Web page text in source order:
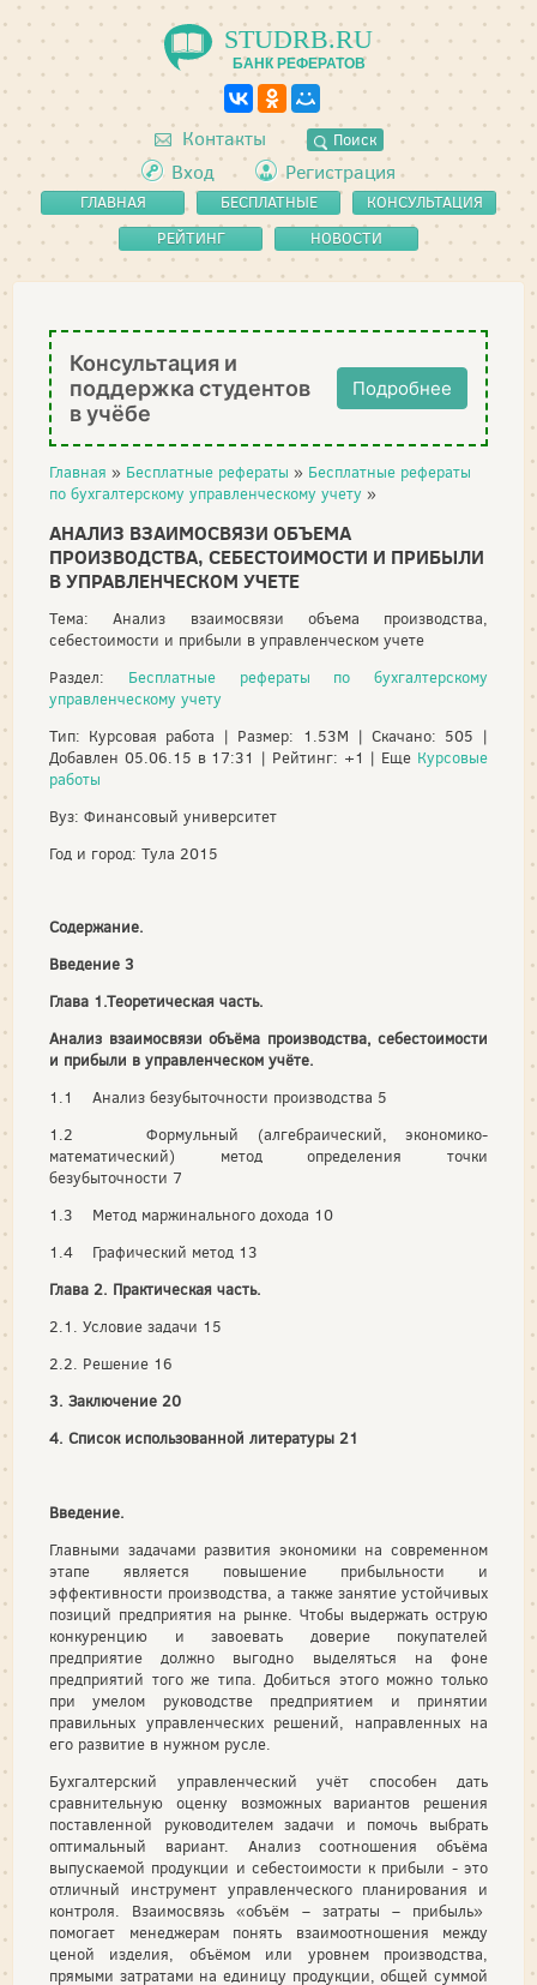
STUDRB.RU
БАНК РЕФЕРАТОВ
Контакты Поиск
Вход Регистрация
ГЛАВНАЯ
БЕСПЛАТНЫЕ
РЕФЕРАТЫ
КОНСУЛЬТАЦИЯ
РЕЙТИНГ
НОВОСТИ
Консультация и
поддержка студентов
в учёбе
Подробнее
Главная » Бесплатные рефераты » Бесплатные рефераты
по бухгалтерскому управленческому учету »
АНАЛИЗ ВЗАИМОСВЯЗИ ОБЪЕМА
ПРОИЗВОДСТВА, СЕБЕСТОИМОСТИ И ПРИБЫЛИ
В УПРАВЛЕНЧЕСКОМ УЧЕТЕ
Тема: Анализ взаимосвязи объема производства,
себестоимости и прибыли в управленческом учете
Раздел: Бесплатные рефераты по бухгалтерскому
управленческому учету
Тип: Курсовая работа | Размер: 1.53M | Скачано: 505 |
Добавлен 05.06.15 в 17:31 | Рейтинг: +1 | Еще Курсовые
работы
Вуз: Финансовый университет
Год и город: Тула 2015
Содержание.
Введение 3
Глава 1.Теоретическая часть.
Анализ взаимосвязи объёма производства, себестоимости
и прибыли в управленческом учёте.
1.1 Анализ безубыточности производства 5
1.2 Формульный (алгебраический, экономико-
математический) метод определения точки
безубыточности 7
1.3 Метод маржинального дохода 10
1.4 Графический метод 13
Глава 2. Практическая часть.
2.1. Условие задачи 15
2.2. Решение 16
3. Заключение 20
4. Список использованной литературы 21
Введение.
Главными задачами развития экономики на современном
этапе является повышение прибыльности и
эффективности производства, а также занятие устойчивых
позиций предприятия на рынке. Чтобы выдержать острую
конкуренцию и завоевать доверие покупателей
предприятие должно выгодно выделяться на фоне
предприятий того же типа. Добиться этого можно только
при умелом руководстве предприятием и принятии
правильных управленческих решений, направленных на
его развитие в нужном русле.
Бухгалтерский управленческий учёт способен дать
сравнительную оценку возможных вариантов решения
поставленной руководителем задачи и помочь выбрать
оптимальный вариант. Анализ соотношения объёма
выпускаемой продукции и себестоимости к прибыли - это
отличный инструмент управленческого планирования и
контроля. Взаимосвязь «объём – затраты – прибыль»
помогает менеджерам понять взаимоотношения между
ценой изделия, объёмом или уровнем производства,
прямыми затратами на единицу продукции, общей суммой